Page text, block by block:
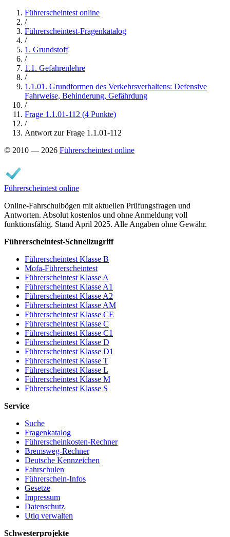
Führerscheintest online
/
Führerscheintest-Fragenkatalog
/
1. Grundstoff
/
1.1. Gefahrenlehre
/
1.1.01. Grundformen des Verkehrsverhaltens: Defensive
Fahrweise, Behinderung, Gefährdung
/
Frage 1.1.01-112 (4 Punkte)
/
Antwort zur Frage 1.1.01-112
© 2010 — 2026 Führerscheintest online
Führerscheintest online
Online-Fahrschulbögen mit aktuellen Prüfungsfragen und
Antworten. Absolut kostenlos und ohne Anmeldung voll
funktionsfähig. Stand April 2025. Alle Angaben ohne Gewähr.
Führerscheintest-Schnellzugriff
Führerscheintest Klasse B
Mofa-Führerscheintest
Führerscheintest Klasse A
Führerscheintest Klasse A1
Führerscheintest Klasse A2
Führerscheintest Klasse AM
Führerscheintest Klasse CE
Führerscheintest Klasse C
Führerscheintest Klasse C1
Führerscheintest Klasse D
Führerscheintest Klasse D1
Führerscheintest Klasse T
Führerscheintest Klasse L
Führerscheintest Klasse M
Führerscheintest Klasse S
Service
Suche
Fragenkatalog
Führerscheinkosten-Rechner
Bremsweg-Rechner
Deutsche Kennzeichen
Fahrschulen
Führerschein-Infos
Gesetze
Impressum
Datenschutz
Utiq verwalten
Schwesterprojekte